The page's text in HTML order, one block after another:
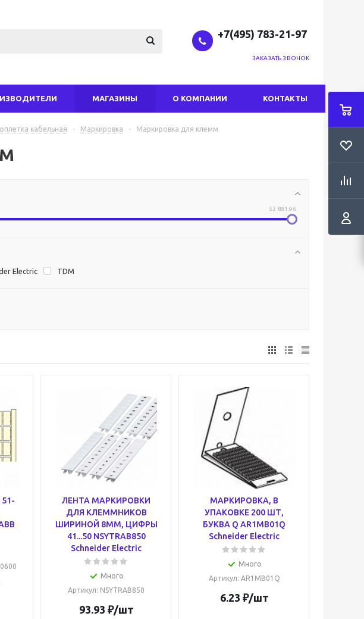
+7(495) 783-21-97
ЗАКАЗАТЬ ЗВОНОК
МАГАЗИНЫ О КОМПАНИИ КОНТАКТЫ
кабельная - Маркировка - Маркировка для клемм
52 881.96
Electric TDM
51-
ЛЕНТА МАРКИРОВКИ
ДЛЯ КЛЕММНИКОВ
ШИРИНОЙ 8ММ, ЦИФРЫ
41...50 NSYTRAB850
Schneider Electric
Много
Артикул: NSYTRAB850
93.93 ₽/шт
МАРКИРОВКА, В
УПАКОВКЕ 200 ШТ,
БУКВА Q AR1MB01Q
Schneider Electric
Много
Артикул: AR1MB01Q
6.23 ₽/шт